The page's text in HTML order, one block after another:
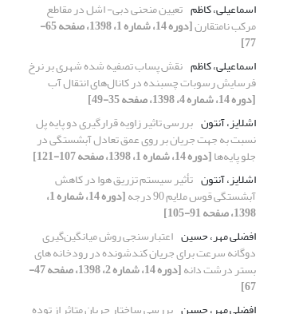
اسماعیلی، کاظم تعیین منحنی دبی- اشل در مقاطع
مرکب نامتقارن [دوره 14، شماره 1، 1398، صفحه 65-
77]
اسماعیلی، کاظم نقش پساب تصفیه شده شهری بر نرخ
فرسایش رسوبات چسبنده در کانال‌های انتقال آب
[دوره 14، شماره 4، 1398، صفحه 35-49]
اشلایز، آنتون بررسی تاثیر زاویه قرارگیری دو پایه پل
نسبت به جهت جریان بر روی عمق تعادل آبشستگی در
جلو پایه‌ها[دوره 14، شماره 1، 1398، صفحه 107-121]
اشلایز، آنتون تأثیر سیستم تزریق هوا در کاهش
آبشستگی قوس ملایم 90 درجه [دوره 14، شماره 1،
1398، صفحه 91-105]
افضلی مهر، حسین اعتبارسنجی روش میانگین‌گیری
دوگانه سرعت برای جریان کندشونده در رودخانه‌ های
بستر درشت دانه [دوره 14، شماره 2، 1398، صفحه 47-
67]
افضلی مهر، حسین بررسی ساختار جریان متاثر از توده